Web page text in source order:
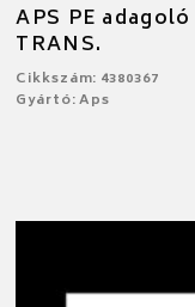
APS PE
TRANS.
Cikkszám: 4380367
Gyártó: Aps